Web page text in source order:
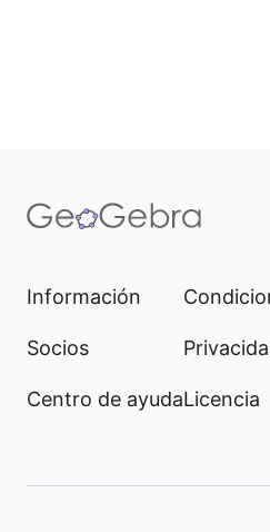
Información
Socios
Centro de ayudaLicencia